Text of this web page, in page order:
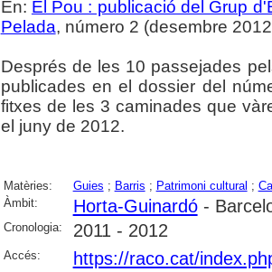
En: El Pou : publicació del Grup
Pelada, número 2 (desembre
Després de les 10 passejades
publicades en el dossier del
fitxes de les 3 caminades que
el juny de 2012.
Matèries: Guies ; Barris ; Patrimoni cultural ;
Àmbit:
Horta-Guinardó-
Cronologia: 2011 - 2012
Accés: https://raco.cat/